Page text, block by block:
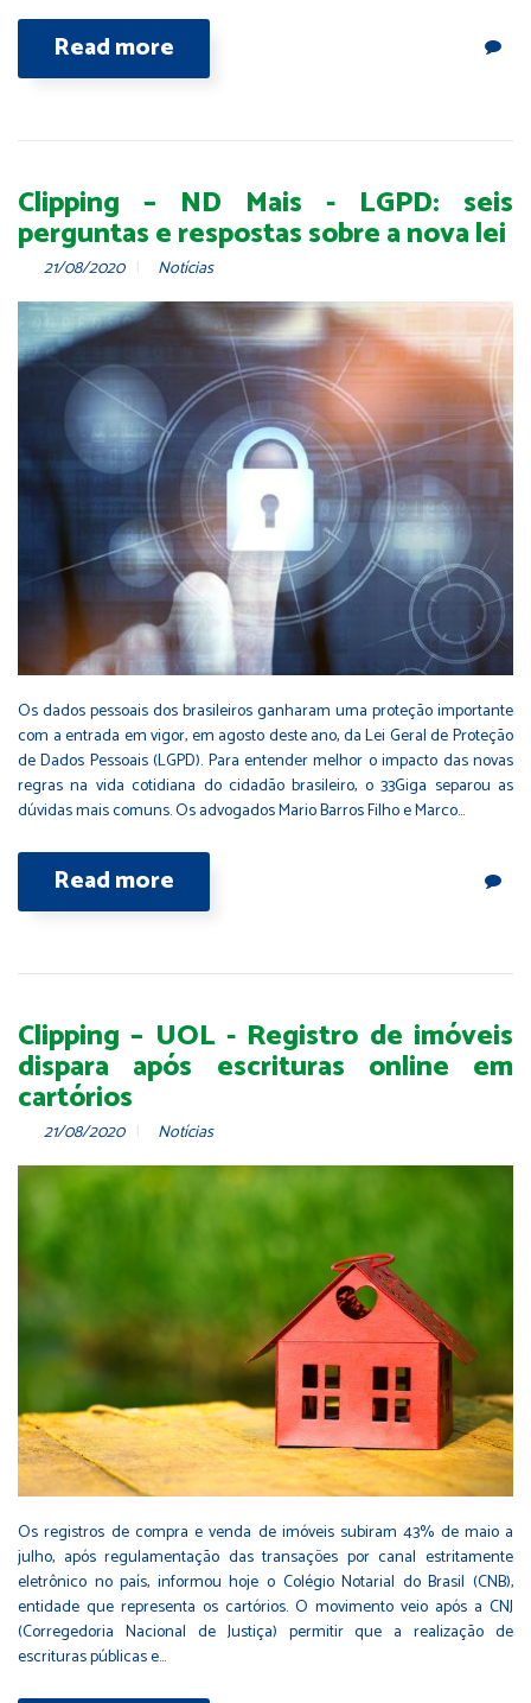
Read more
Clipping – ND Mais - LGPD: seis
perguntas e respostas sobre a nova lei
21/08/2020 Notícias
Os dados pessoais dos brasileiros ganharam uma proteção importante
com a entrada em vigor, em agosto deste ano, da Lei Geral de Proteção
de Dados Pessoais (LGPD). Para entender melhor o impacto das novas
regras na vida cotidiana do cidadão brasileiro, o 33Giga separou as
dúvidas mais comuns. Os advogados Mario Barros Filho e Marco…
Read more
Clipping – UOL - Registro de imóveis
dispara após escrituras online em
cartórios
21/08/2020 Notícias
Os registros de compra e venda de imóveis subiram 43% de maio a
julho, após regulamentação das transações por canal estritamente
eletrônico no país, informou hoje o Colégio Notarial do Brasil (CNB),
entidade que representa os cartórios. O movimento veio após a CNJ
(Corregedoria Nacional de Justiça) permitir que a realização de
escrituras públicas e…